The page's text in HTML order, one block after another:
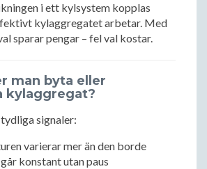
i ett kylsystem kopplas
kylaggregatet arbetar. Med
sparar pengar – fel val kostar.
man byta eller
kylaggregat?
signaler:
varierar mer än den borde
konstant utan paus